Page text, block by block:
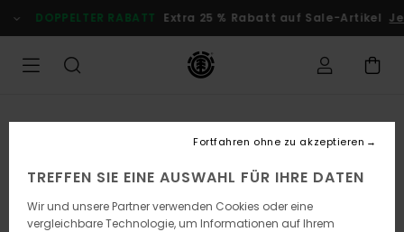
zur
Produktinformation
DOPPELTER RABATT Extra 25 % Rabatt auf Sale-Artikel
TREFFEN SIE EINE AUSWAHL FÜR IHRE DATEN
Wir und unsere Partner verwenden Cookies oder eine
vergleichbare Technologie, um Informationen auf Ihrem
Fortfahren ohne zu akzeptieren